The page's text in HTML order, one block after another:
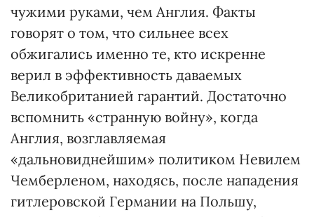
чужими руками, чем Англия. Факты
говорят о том, что сильнее всех
обжигались именно те, кто искренне
верил в эффективность даваемых
Великобританией гарантий. Достаточно
вспомнить «странную войну», когда
Англия, возглавляемая
«дальновиднейшим» политиком Невилем
Чемберленом, находясь, после нападения
гитлеровской Германии на Польшу,